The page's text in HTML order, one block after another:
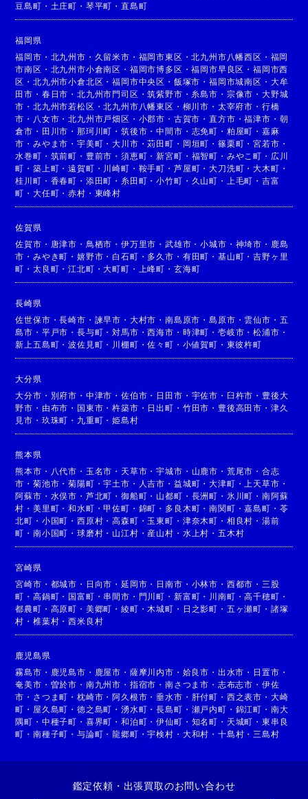
豆島町 ・ 土庄町 ・ 琴平町 ・直島町
福岡県
福岡市 ・ 北九州市 ・ 久留米市 ・ 福岡市東区 ・北九州市八幡西区 ・ 福岡
市南区 ・ 北九州市小倉南区 ・ 福岡市博多区 ・福岡市早良区 ・福岡市西
区 ・北九州市小倉北区 ・福岡市中央区 ・ 飯塚市 ・福岡市城南区 ・ 大牟
田市 ・ 春日市 ・北九州市門司区 ・筑紫野市 ・ 糸島市 ・ 宗像市 ・ 大野城
市 ・北九州市若松区 ・北九州市八幡東区 ・ 柳川市 ・ 太宰府市 ・ 行橋
市 ・ 八女市 ・北九州市戸畑区 ・ 小郡市 ・ 古賀市 ・直方市 ・福津市 ・ 朝
倉市 ・ 田川市 ・那珂川町 ・筑後市 ・中間市 ・ 志免町 ・ 粕屋町 ・ 嘉麻
市 ・みやま市 ・宇美町 ・大川市 ・苅田町 ・ 岡垣町 ・ 篠栗町 ・宮若市 ・
水巻町 ・ 筑前町 ・ 豊前市 ・須恵町 ・新宮町 ・ 福智町 ・ みやこ町 ・ 広川
町 ・築上町 ・遠賀町 ・ 川崎町 ・ 鞍手町 ・ 芦屋町 ・大刀洗町 ・大木町 ・
桂川町 ・ 香春町 ・ 添田町 ・ 糸田町 ・小竹町 ・ 久山町 ・ 上毛町 ・ 吉富
町 ・大任町 ・赤村 ・ 東峰村
佐賀県
佐賀市 ・ 唐津市 ・ 鳥栖市 ・伊万里市 ・武雄市 ・小城市 ・ 神埼市 ・ 鹿島
市 ・みやき町 ・嬉野市 ・白石町 ・ 多久市 ・ 有田町 ・ 基山町 ・吉野ヶ里
町 ・太良町 ・江北町 ・大町町 ・ 上峰町 ・ 玄海町
長崎県
佐世保市 ・長崎市 ・ 諫早市 ・ 大村市 ・南島原市 ・島原市 ・ 雲仙市 ・ 五
島市 ・ 平戸市 ・長与町 ・対馬市 ・西海市 ・ 時津町 ・ 壱岐市 ・松浦市 ・
新上五島町 ・波佐見町 ・ 川棚町 ・佐々町 ・ 小値賀町 ・ 東彼杵町
大分県
大分市 ・ 別府市 ・ 中津市 ・佐伯市 ・ 日田市 ・ 宇佐市 ・ 臼杵市 ・ 豊後大
野市 ・ 由布市 ・ 国東市 ・杵築市 ・ 日出町 ・ 竹田市 ・ 豊後高田市 ・ 津久
見市 ・ 玖珠町 ・ 九重町 ・姫島村
熊本県
熊本市 ・ 八代市 ・ 玉名市 ・ 天草市 ・宇城市 ・ 山鹿市 ・ 荒尾市 ・ 合志
市 ・菊池市 ・菊陽町 ・宇土市 ・ 人吉市 ・ 益城町 ・大津町 ・上天草市 ・
阿蘇市 ・ 水俣市 ・ 芦北町 ・御船町 ・ 山都町 ・ 長洲町 ・ 氷川町 ・ 南阿蘇
村 ・美里町 ・和水町 ・甲佐町 ・ 錦町 ・ 多良木町 ・南関町 ・嘉島町 ・ 苓
北町 ・ 小国町 ・西原村 ・高森町 ・ 玉東町 ・ 津奈木町 ・ 相良村 ・ 湯前
町 ・南小国町 ・球磨村 ・ 山江村 ・ 産山村 ・ 水上村 ・ 五木村
宮崎県
宮崎市 ・ 都城市 ・ 日向市 ・延岡市 ・ 日南市 ・ 小林市 ・ 西都市 ・ 三股
町 ・高鍋町 ・ 国富町 ・ 串間市 ・ 門川町 ・ 新富町 ・ 川南町 ・高千穂町 ・
都農町 ・ 高原町 ・ 美郷町 ・綾町 ・木城町 ・ 日之影町 ・ 五ヶ瀬町 ・ 諸塚
村 ・椎葉村 ・西米良村
鹿児島県
霧島市 ・ 鹿児島市 ・ 鹿屋市 ・ 薩摩川内市 ・ 姶良市 ・ 出水市 ・ 日置市 ・
奄美市 ・ 曽於市 ・ 南九州市 ・ 指宿市 ・南さつま市 ・ 志布志市 ・ 伊佐
市 ・ さつま町 ・枕崎市 ・ 阿久根市 ・垂水市 ・ 肝付町 ・ 西之表市 ・ 大崎
町 ・ 屋久島町 ・徳之島町 ・湧水町 ・長島町 ・ 瀬戸内町 ・ 錦江町 ・ 南大
隅町 ・ 中種子町 ・ 喜界町 ・和泊町 ・伊仙町 ・ 知名町 ・ 天城町 ・ 東串良
町 ・南種子町 ・与論町 ・龍郷町 ・宇検村 ・ 大和村 ・ 十島村 ・三島村
鑑定依頼・出張買取のお問い合わせ